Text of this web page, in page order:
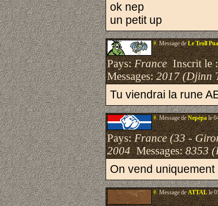
ok nep
un petit up
#.Message deLe Troll
Pays:FranceInscrit le
Messages:2017 (Djinn
Tu viendrai la rune
#.Message deNepèpale
Pays:France (33 -
2004Messages:8353
On vend
#.Message deATTALle